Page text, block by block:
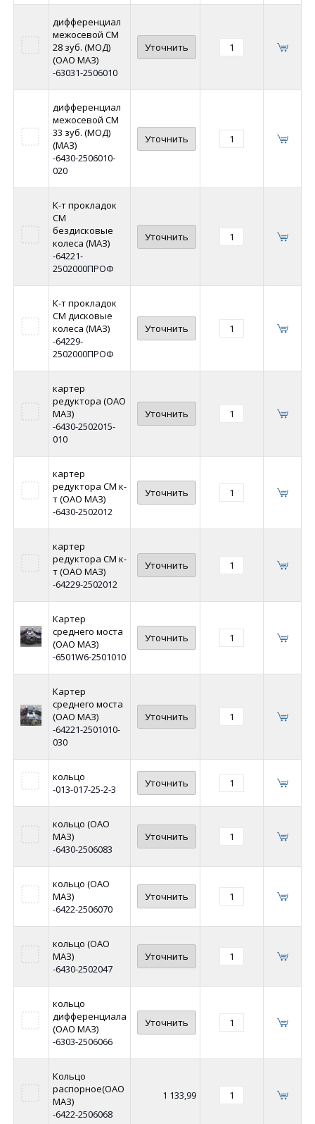
дифференциал
межосевой СМ
28 зуб. (МОД)
(ОАО МАЗ)
-63031-2506010
Уточнить
дифференциал
межосевой СМ
33 зуб. (МОД)
(МАЗ)
-6430-2506010-
020
Уточнить
К-т прокладок
СМ
бездисковые
колеса (МАЗ)
-64221-
2502000ПРОФ
Уточнить
К-т прокладок
СМ дисковые
колеса (МАЗ)
-64229-
2502000ПРОФ
Уточнить
картер
редуктора (ОАО
МАЗ)
-6430-2502015-
010
Уточнить
картер
редуктора СМ к-
т (ОАО МАЗ)
-6430-2502012
Уточнить
картер
редуктора СМ к-
т (ОАО МАЗ)
-64229-2502012
Уточнить
Картер
среднего моста
(ОАО МАЗ)
-6501W6-2501010
Уточнить
Картер
среднего моста
(ОАО МАЗ)
-64221-2501010-
030
Уточнить
кольцо
-013-017-25-2-3
Уточнить
кольцо (ОАО
МАЗ)
-6430-2506083
Уточнить
кольцо (ОАО
МАЗ)
-6422-2506070
Уточнить
кольцо (ОАО
МАЗ)
-6430-2502047
Уточнить
кольцо
дифференциала
(ОАО МАЗ)
-6303-2506066
Уточнить
Кольцо
распорное(ОАО
МАЗ)
-6422-2506068
1 133,99